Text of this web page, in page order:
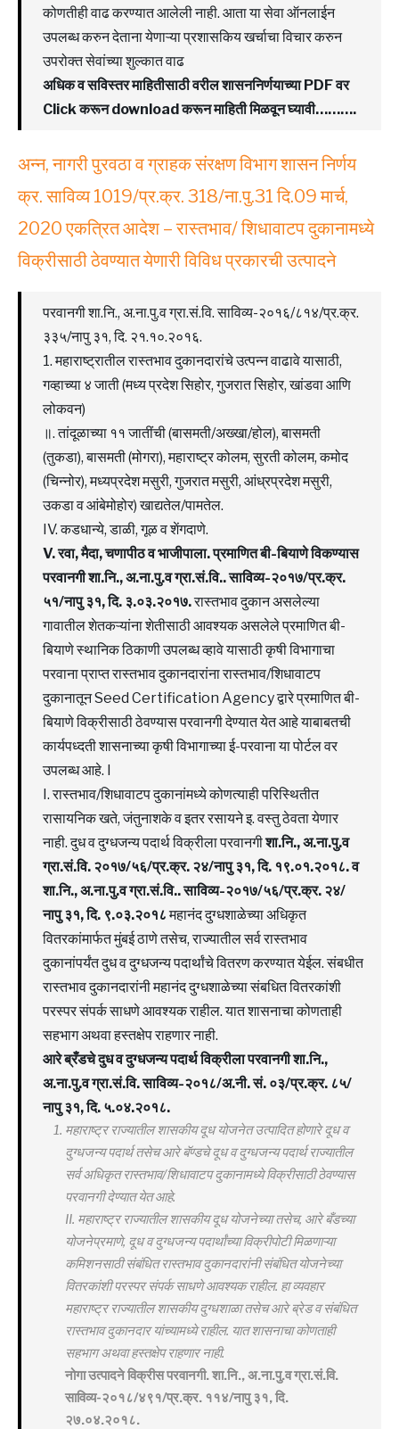
कोणतीही वाढ करण्यात आलेली नाही. आता या सेवा ऑनलाईन
उपलब्ध करुन देताना येणाऱ्या प्रशासकिय खर्चाचा विचार करुन
उपरोक्त सेवांच्या शुल्कात वाढ
अधिक व सविस्तर माहितीसाठी वरील शासननिर्णयाच्या PDF वर
Click करून download करून माहिती मिळवून घ्यावी……….
अन्न, नागरी पुरवठा व ग्राहक संरक्षण विभाग शासन निर्णय
क्र. साविव्य 1019/प्र.क्र. 318/ना.पु.31 दि.09 मार्च,
2020 एकत्रित आदेश – रास्तभाव/ शिधावाटप दुकानामध्ये
विक्रीसाठी ठेवण्यात येणारी विविध प्रकारची उत्पादने
परवानगी शा.नि., अ.ना.पु.व ग्रा.सं.वि. साविव्य-२०१६/८१४/प्र.क्र.
३३५/नापु ३१, दि. २१.१०.२०१६.
1. महाराष्ट्रातील रास्तभाव दुकानदारांचे उत्पन्न वाढावे यासाठी,
गव्हाच्या ४ जाती (मध्य प्रदेश सिहोर, गुजरात सिहोर, खांडवा आणि
लोकवन)
॥. तांदूळाच्या ११ जातींची (बासमती/अख्खा/होल), बासमती
(तुकडा), बासमती (मोगरा), महाराष्ट्र कोलम, सुरती कोलम, कमोद
(चिन्नोर), मध्यप्रदेश मसुरी, गुजरात मसुरी, आंध्रप्रदेश मसुरी,
उकडा व आंबेमोहोर) खाद्यतेल/पामतेल.
IV. कडधान्ये, डाळी, गूळ व शेंगदाणे.
V. रवा, मैदा, चणापीठ व भाजीपाला. प्रमाणित बी-बियाणे विकण्यास
परवानगी शा.नि., अ.ना.पु.व ग्रा.सं.वि.. साविव्य-२०१७/प्र.क्र.
५१/नापु ३१, दि. ३.०३.२०१७.रास्तभाव दुकान असलेल्या
गावातील शेतकऱ्यांना शेतीसाठी आवश्यक असलेले प्रमाणित बी-
बियाणे स्थानिक ठिकाणी उपलब्ध व्हावे यासाठी कृषी विभागाचा
परवाना प्राप्त रास्तभाव दुकानदारांना रास्तभाव/शिधावाटप
दुकानातून Seed Certification Agency द्वारे प्रमाणित बी-
बियाणे विक्रीसाठी ठेवण्यास परवानगी देण्यात येत आहे याबाबतची
कार्यपध्दती शासनाच्या कृषी विभागाच्या ई-परवाना या पोर्टल वर
उपलब्ध आहे. I
I. रास्तभाव/शिधावाटप दुकानांमध्ये कोणत्याही परिस्थितीत
रासायनिक खते, जंतुनाशके व इतर रसायने इ. वस्तु ठेवता येणार
नाही. दुध व दुग्धजन्य पदार्थ विक्रीला परवानगीशा.नि., अ.ना.पु.व
ग्रा.सं.वि. २०१७/५६/प्र.क्र. २४/नापु ३१, दि. १९.०१.२०१८. व
शा.नि., अ.ना.पु.व ग्रा.सं.वि.. साविव्य-२०१७/५६/प्र.क्र. २४/
नापु ३१, दि. ९.०३.२०१८महानंद दुग्धशाळेच्या अधिकृत
वितरकांमार्फत मुंबई ठाणे तसेच, राज्यातील सर्व रास्तभाव
दुकानांपर्यंत दुध व दुग्धजन्य पदार्थांचे वितरण करण्यात येईल. संबधीत
रास्तभाव दुकानदारांनी महानंद दुग्धशाळेच्या संबधित वितरकांशी
परस्पर संपर्क साधणे आवश्यक राहील. यात शासनाचा कोणताही
सहभाग अथवा हस्तक्षेप राहणार नाही.
आरे ब्रँडचे दुध व दुग्धजन्य पदार्थ विक्रीला परवानगी शा.नि.,
अ.ना.पु.व ग्रा.सं.वि. साविव्य-२०१८/अ.नी. सं. ०३/प्र.क्र. ८५/
नापु ३१, दि. ५.०४.२०१८.
महाराष्ट्र राज्यातील शासकीय दूध योजनेत उत्पादित होणारे दूध व
दुग्धजन्य पदार्थ तसेच आरे बॅण्डचे दूध व दुग्धजन्य पदार्थ राज्यातील
सर्व अधिकृत रास्तभाव/शिधावाटप दुकानामध्ये विक्रीसाठी ठेवण्यास
परवानगी देण्यात येत आहे.
II. महाराष्ट्र राज्यातील शासकीय दूध योजनेच्या तसेच, आरे बँडच्या
योजनेप्रमाणे, दूध व दुग्धजन्य पदार्थांच्या विक्रीपोटी मिळणाऱ्या
कमिशनसाठी संबंधित रास्तभाव दुकानदारांनी संबंधित योजनेच्या
वितरकांशी परस्पर संपर्क साधणे आवश्यक राहील. हा व्यवहार
महाराष्ट्र राज्यातील शासकीय दुग्धशाळा तसेच आरे ब्रेड व संबंधित
रास्तभाव दुकानदार यांच्यामध्ये राहील. यात शासनाचा कोणताही
सहभाग अथवा हस्तक्षेप राहणार नाही.
नोगा उत्पादने विक्रीस परवानगी. शा.नि., अ.ना.पु.व ग्रा.सं.वि.
साविव्य-२०१८/४९१/प्र.क्र. ११४/नापु ३१, दि.
२७.०४.२०१८.